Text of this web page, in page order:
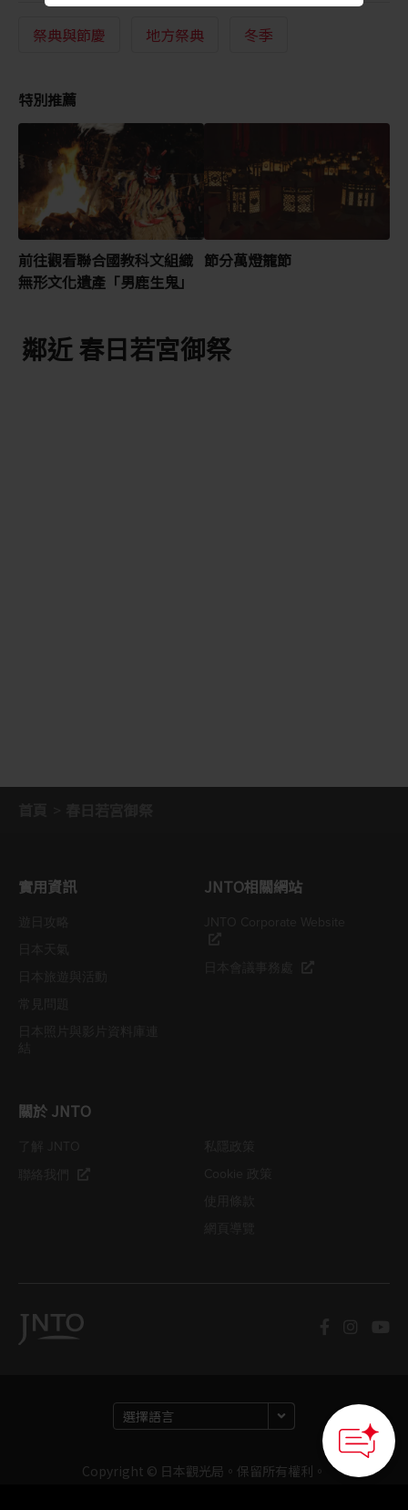
祭典與節慶 地方祭典 冬季
特別推薦
前往觀看聯合國教科文組織
無形文化遺產「男鹿生鬼」
節分萬燈籠節
鄰近 春日若宮御祭
實用資訊 JNTO相關網站
關於 JNTO
Copyright © 日本觀光局。保留所有權利。